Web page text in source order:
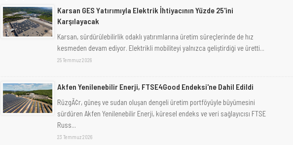
Karsan GES Yatırımıyla Elektrik İhtiyacının Yüzde 25'ini
Karşılayacak
Karsan, sürdürülebilirlik odaklı yatırımlarına üretim süreçlerinde de hız
kesmeden devam ediyor. Elektrikli mobiliteyi yalnızca geliştirdiği ve üretti...
25 Temmuz 2026
Akfen Yenilenebilir Enerji, FTSE4Good Endeksi'ne Dahil Edildi
RüzgÃ¢r, güneş ve sudan oluşan dengeli üretim portföyüyle büyümesini
sürdüren Akfen Yenilenebilir Enerji, küresel endeks ve veri sağlayıcısı FTSE
Russ...
23 Temmuz 2026